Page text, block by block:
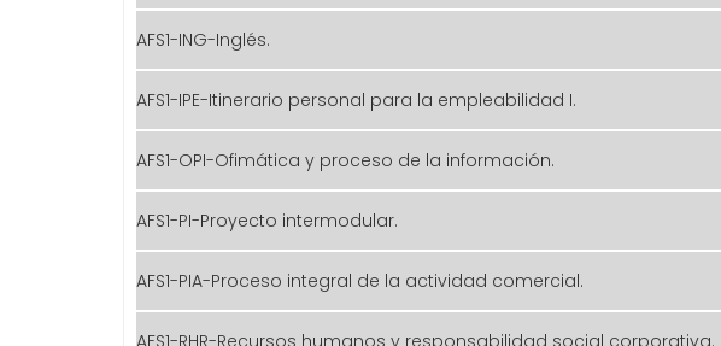
AFS1-ING-Inglés.
AFS1-IPE-Itinerario personal para la empleabilidad I.
AFS1-OPI-Ofimática y proceso de la información.
AFS1-PI-Proyecto intermodular.
AFS1-PIA-Proceso integral de la actividad comercial.
AFS1-RHR-Recursos humanos y responsabilidad social corporativa.